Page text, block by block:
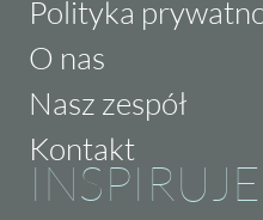
gwarantuje ich
dla osób
i odkryj pełen
wnętrza w
dowiedzieć się
Polityka
O nas
Nasz zespół
Kontakt